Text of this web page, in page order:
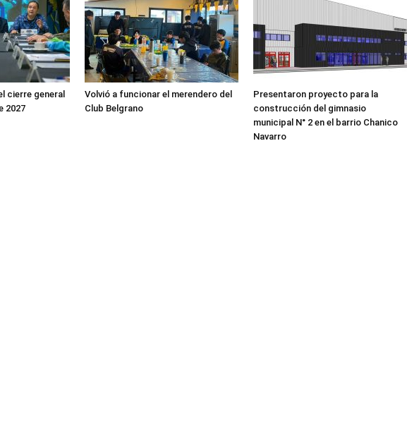
cierre general
2027
Volvió a funcionar el merendero del
Club Belgrano
Presentaron proyecto para la
construcción del gimnasio
municipal N° 2 en el barrio Chanico
Navarro